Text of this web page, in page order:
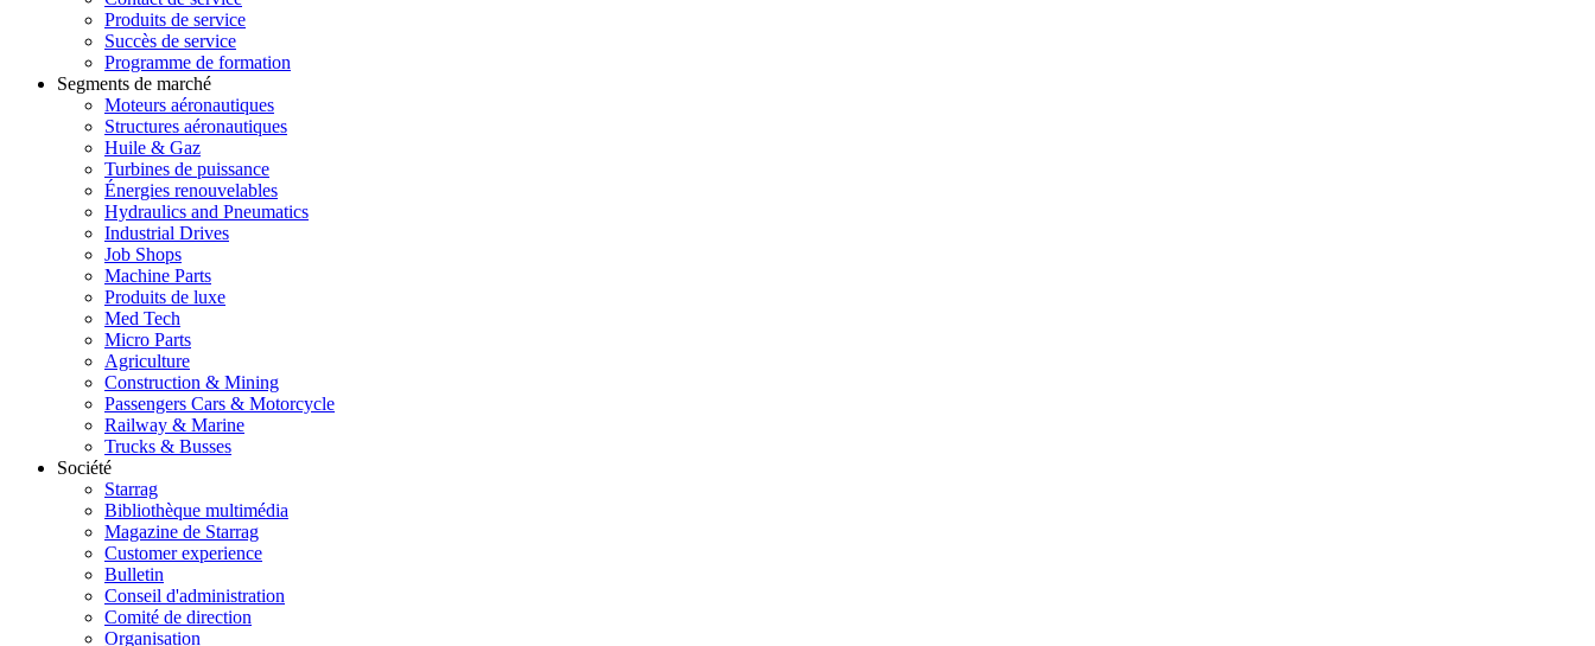
Produits de service
Succès de service
Programme de formation
Segments de marché
Moteurs aéronautiques
Structures aéronautiques
Huile & Gaz
Turbines de puissance
Énergies renouvelables
Hydraulics and Pneumatics
Industrial Drives
Job Shops
Machine Parts
Produits de luxe
Med Tech
Micro Parts
Agriculture
Construction & Mining
Passengers Cars & Motorcycle
Railway & Marine
Trucks & Busses
Société
Starrag
Bibliothèque multimédia
Magazine de Starrag
Customer experience
Bulletin
Conseil d'administration
Comité de direction
Organisation